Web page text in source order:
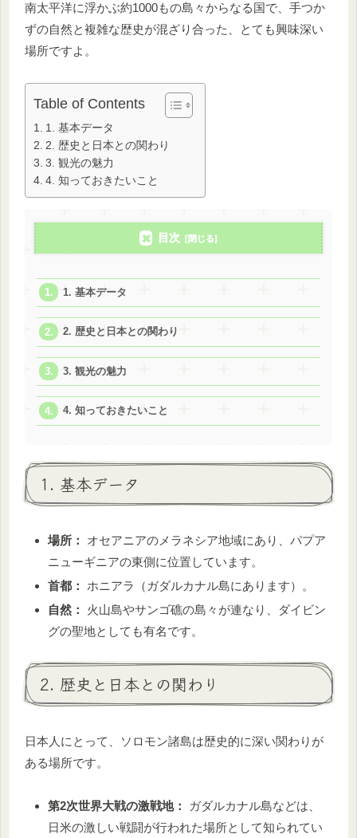
南太平洋に浮かぶ約1000もの島々からなる国で、手つか
ずの自然と複雑な歴史が混ざり合った、とても興味深い
場所ですよ。
Table of Contents
1. 基本データ
2. 歴史と日本との関わり
3. 観光の魅力
4. 知っておきたいこと
目次
1. 基本データ
2. 歴史と日本との関わり
3. 観光の魅力
4. 知っておきたいこと
1. 基本データ
場所：
オセアニアのメラネシア地域にあり、パプア
ニューギニアの東側に位置しています。
首都： ホニアラ（ガダルカナル島にあります）。
自然：
火山島やサンゴ礁の島々が連なり、ダイビン
グの聖地としても有名です。
2. 歴史と日本との関わり
日本人にとって、ソロモン諸島は歴史的に深い関わりが
ある場所です。
第2次世界大戦の激戦地：
ガダルカナル島などは、
日米の激しい戦闘が行われた場所として知られてい